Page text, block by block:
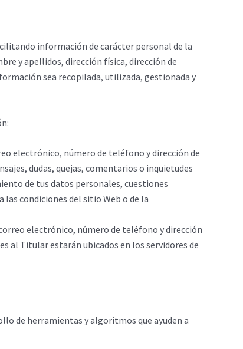
información de carácter personal de la
y apellidos, dirección física, dirección de
sea recopilada, utilizada, gestionada y
electrónico, número de teléfono y dirección de
dudas, quejas, comentarios o inquietudes
de tus datos personales, cuestiones
condiciones del sitio Web o de la
electrónico, número de teléfono y dirección
al Titular estarán ubicados en los servidores de
de herramientas y algoritmos que ayuden a